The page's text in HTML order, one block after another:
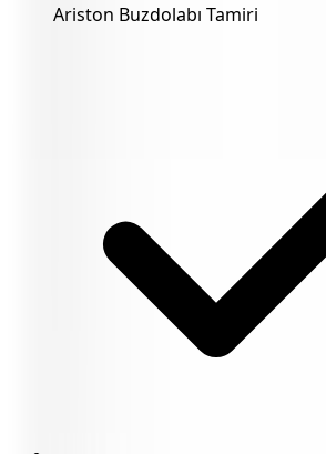
Ariston Buzdolabı Tamiri